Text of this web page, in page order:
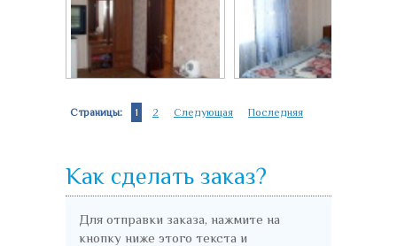
Трехместный...
Страницы: 1 2 Следующая Последняя
Как сделать заказ?
Для отправки заказа, нажмите на
кнопку ниже этого текста и